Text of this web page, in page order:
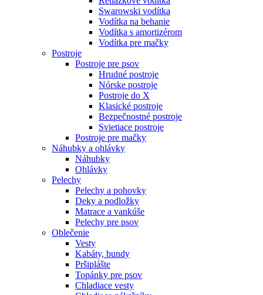
Swarowski vodítka
Vodítka na behanie
Vodítka s amortizérom
Vodítka pre mačky
Postroje
Postroje pre psov
Hrudné postroje
Nórske postroje
Postroje do X
Klasické postroje
Bezpečnostné postroje
Svietiace postroje
Postroje pre mačky
Náhubky a ohlávky
Náhubky
Ohlávky
Pelechy
Pelechy a pohovky
Deky a podložky
Matrace a vankúše
Pelechy pre psov
Oblečenie
Vesty
Kabáty, bundy
Pršiplášte
Topánky pre psov
Chladiace vesty